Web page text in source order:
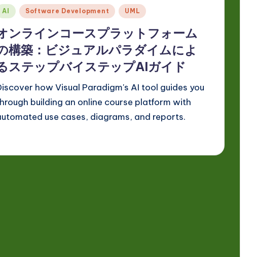
AI Software Development UML
ンラインコースプラットフォーム
構築：ビジュアルパラダイムによ
ステップバイステップAIガイド
how Visual Paradigm's AI tool guides you
building an online course platform with
use cases, diagrams, and reports.